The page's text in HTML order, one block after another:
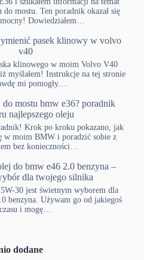
mostu. Ten poradnik okazał się
Dowiedziałem…
pasek klinowy w volvo
v40
klinowego w moim Volvo V40
myślałem! Instrukcje na tej stronie
mi pomogły.…
do mostu bmw e36? poradnik
najlepszego oleju
Krok po kroku pokazano, jak
w moim BMW i poradzić sobie z
bez konieczności…
do bmw e46 2.0 benzyna –
dla twojego silnika
30 jest świetnym wyborem dla
benzyna. Używam go od jakiegoś
czasu i mogę…
dodane